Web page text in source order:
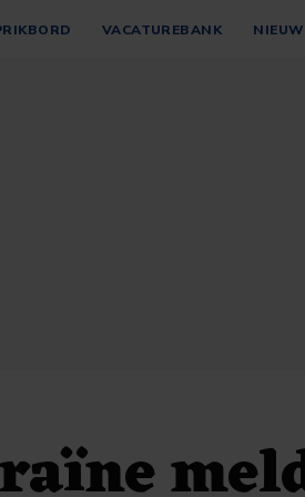
VACATUREBANK